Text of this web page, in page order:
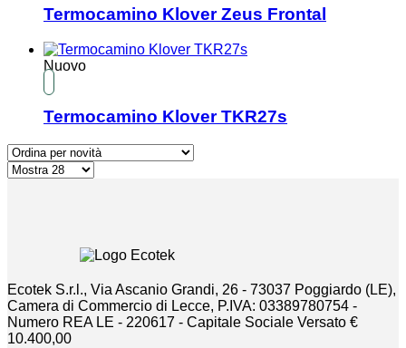
Termocamino Klover Zeus Frontal
Nuovo
Termocamino Klover TKR27s
Ecotek S.r.l., Via Ascanio Grandi, 26 - 73037 Poggiardo (LE),
Camera di Commercio di Lecce, P.IVA: 03389780754 -
Numero REA LE - 220617 - Capitale Sociale Versato €
10.400,00